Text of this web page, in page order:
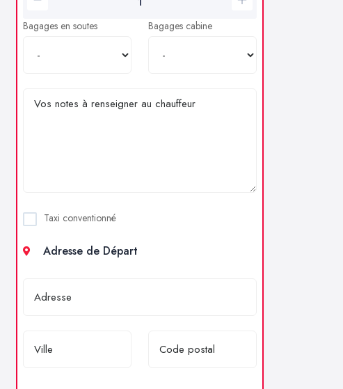
Bagages en soutes Bagages cabine
Taxi conventionné
Adresse de Départ